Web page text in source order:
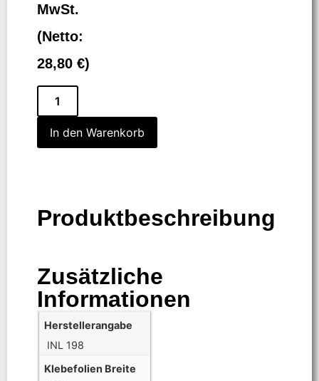
MwSt.
(Netto:
28,80 €)
In den Warenkorb
Produktbeschreibung
Zusätzliche
Informationen
Herstellerangabe
INL 198
Klebefolien Breite